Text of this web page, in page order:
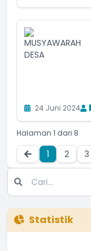
24 Juni 2024
Halaman 1 dari 8
1 2 3
Statistik